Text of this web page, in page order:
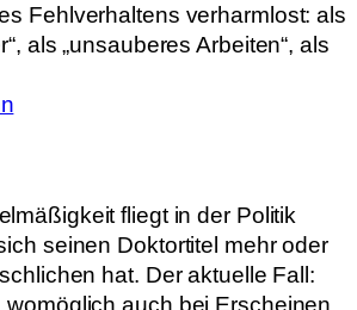
Fehlverhaltens verharmlost: als
als „unsauberes Arbeiten“, als
fliegt in der Politik
seinen Doktortitel mehr oder
hat. Der aktuelle Fall: